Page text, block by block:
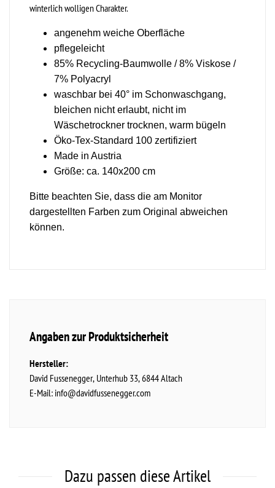
winterlich wolligen Charakter.
angenehm weiche Oberfläche
pflegeleicht
85% Recycling-Baumwolle / 8% Viskose /
7% Polyacryl
waschbar bei 40° im Schonwaschgang,
bleichen nicht erlaubt, nicht im
Wäschetrockner trocknen, warm bügeln
Öko-Tex-Standard 100 zertifiziert
Made in Austria
Größe: ca. 140x200 cm
Bitte beachten Sie, dass die am Monitor
dargestellten Farben zum Original abweichen
können.
Angaben zur Produktsicherheit
Hersteller:
David Fussenegger Unterhub 33 6844Altach
E-Mail: info@davidfussenegger.com
Dazu passen diese Artikel